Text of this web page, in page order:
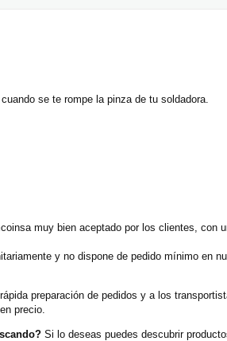
se te rompe la pinza de tu soldadora.
muy bien aceptado por los clientes, con
y no dispone de pedido mínimo en
preparación de pedidos y a los
precio.
Si lo deseas puedes descubrir